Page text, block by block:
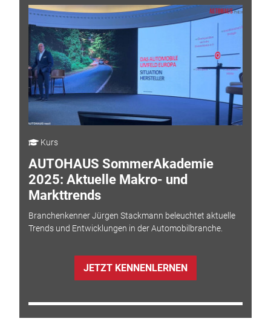
Kurs
AUTOHAUS SommerAkademie
2025: Aktuelle Makro- und
Markttrends
Branchenkenner Jürgen Stackmann beleuchtet aktuelle
Trends und Entwicklungen in der Automobilbranche.
JETZT KENNENLERNEN